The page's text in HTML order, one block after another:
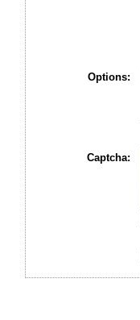
Options:
Captcha: